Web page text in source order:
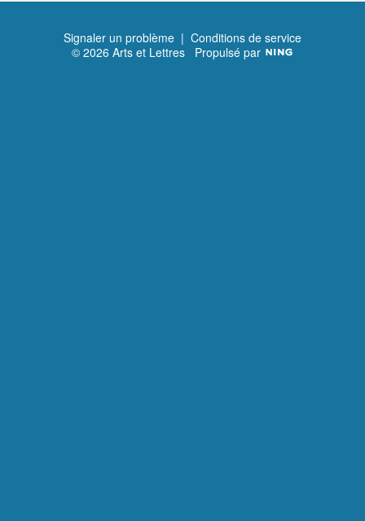
Signaler un problème | Conditions de service
© 2026 Arts et Lettres Propulsé par